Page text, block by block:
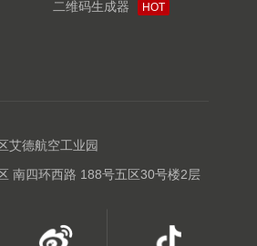
二维码生成器 HOT
艾德航空工业园
南四环西路 188号五区30号楼2层